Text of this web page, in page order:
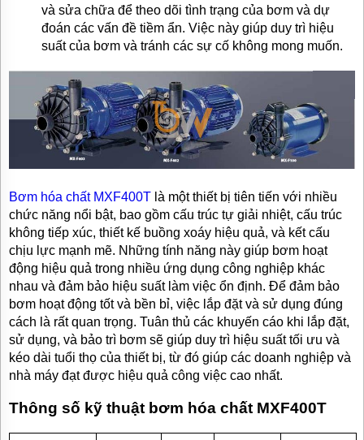
và sửa chữa để theo dõi tình trạng của bơm và dự
đoán các vấn đề tiềm ẩn. Việc này giúp duy trì hiệu
suất của bơm và tránh các sự cố không mong muốn.
Bơm hóa chất MXF400T là một thiết bị tiên tiến với nhiều
chức năng nổi bật, bao gồm cấu trúc tự giải nhiệt, cấu trúc
không tiếp xúc, thiết kế buồng xoáy hiệu quả, và kết cấu
chịu lực mạnh mẽ. Những tính năng này giúp bơm hoạt
động hiệu quả trong nhiều ứng dụng công nghiệp khác
nhau và đảm bảo hiệu suất làm việc ổn định. Để đảm bảo
bơm hoạt động tốt và bền bỉ, việc lắp đặt và sử dụng đúng
cách là rất quan trọng. Tuân thủ các khuyến cáo khi lắp đặt,
sử dụng, và bảo trì bơm sẽ giúp duy trì hiệu suất tối ưu và
kéo dài tuổi thọ của thiết bị, từ đó giúp các doanh nghiệp và
nhà máy đạt được hiệu quả công việc cao nhất.
Thông số kỹ thuật bơm hóa chất MXF400T